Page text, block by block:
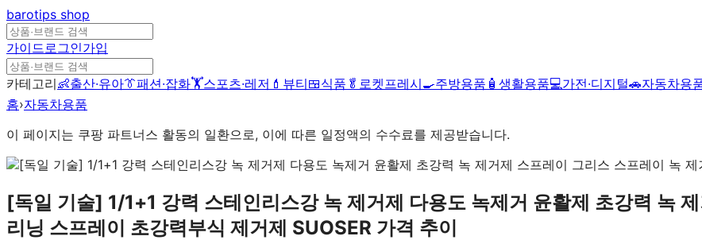
barotips shop
가이드로그인가입
카테고리👶출산·유아👔패션·잡화🏋️스포츠·레저 💄 뷰티🍱식품 🥬 로켓프레시🍳주방용품 🧴 생활용품💻가전·디지털🚗자동차용
홈›자동차용품
이 페이지는 쿠팡 파트너스 활동의 일환으로, 이에 따른 일정액의 수수료를 제공받습니다.
[독일 기술] 1/1+1 강력 스테인리스강 녹 제거제 다용도 녹제거 윤활제 초강력 녹
리닝 스프레이 초강력부식 제거제 SUOSER 가격 추이